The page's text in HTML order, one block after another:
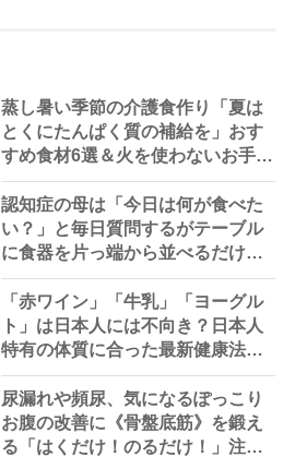
蒸し暑い季節の介護食作り「夏は
とくにたんぱく質の補給を」おす
すめ食材6選＆火を使わないお手軽
レシピ3選【管理栄養士提案】
認知症の母は「今日は何が食べた
い？」と毎日質問するがテーブル
に食器を片っ端から並べるだけ―
困った息子の対処法とものがない
現在の台所の意味
「赤ワイン」「牛乳」「ヨーグル
ト」は日本人には不向き？日本人
特有の体質に合った最新健康法を
内科医が指南
尿漏れや頻尿、気になるぽっこり
お腹の改善に《骨盤底筋》を鍛え
る「はくだけ！のるだけ！」注目